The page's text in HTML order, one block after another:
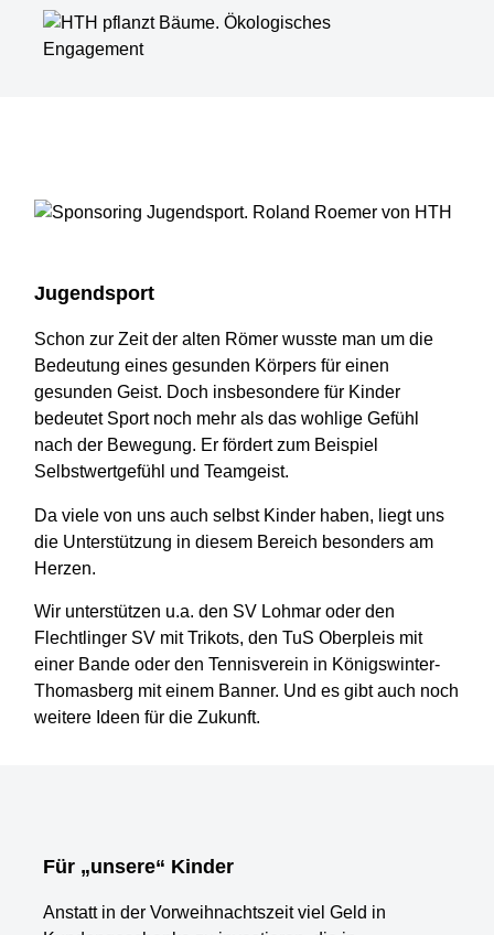
Jugendsport
Schon zur Zeit der alten Römer wusste man um die
Bedeutung eines gesunden Körpers für einen
gesunden Geist. Doch insbesondere für Kinder
bedeutet Sport noch mehr als das wohlige Gefühl
nach der Bewegung. Er fördert zum Beispiel
Selbstwertgefühl und Teamgeist.
Da viele von uns auch selbst Kinder haben, liegt uns
die Unterstützung in diesem Bereich besonders am
Herzen.
Wir unterstützen u.a. den SV Lohmar oder den
Flechtlinger SV mit Trikots, den TuS Oberpleis mit
einer Bande oder den Tennisverein in Königswinter-
Thomasberg mit einem Banner. Und es gibt auch noch
weitere Ideen für die Zukunft.
Für „unsere“ Kinder
Anstatt in der Vorweihnachtszeit viel Geld in